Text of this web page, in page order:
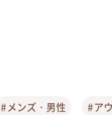
#メンズ・男性 #ア